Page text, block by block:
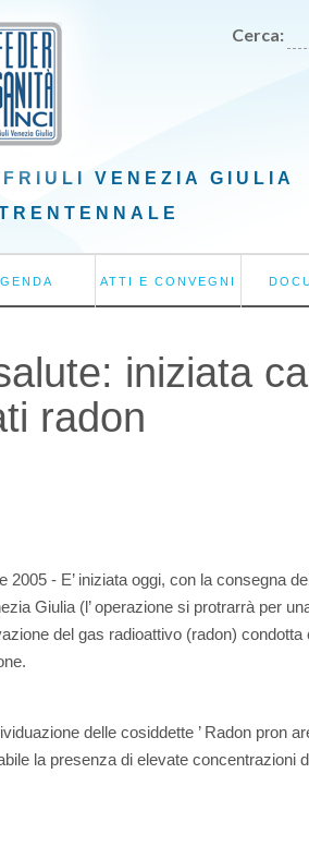
Cerca:
FRIULI VENEZIA GIULIA
ATTI E CONVEGNI
iniziata
radon
2005 - E’ iniziata oggi, con la consegna
Giulia (l’ operazione si protrarrà per
del gas radioattivo (radon)
delle cosiddette ’ Radon pron
la presenza di elevate concentrazioni